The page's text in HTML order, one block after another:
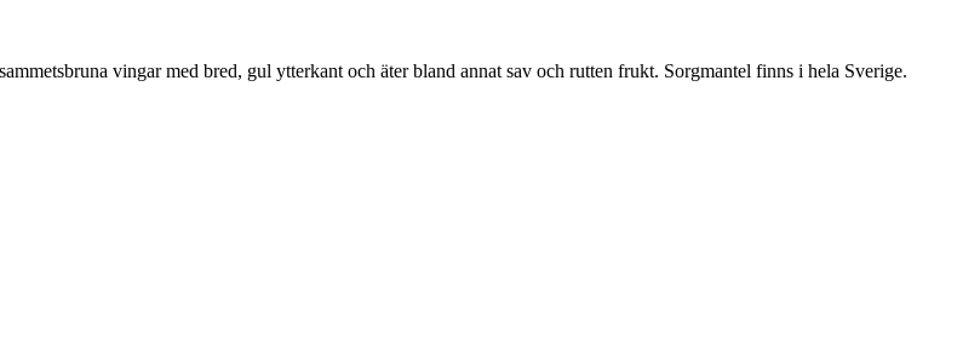
vingar med bred, gul ytterkant och äter bland annat sav och rutten frukt. Sorgmantel finns i hela Sverige.